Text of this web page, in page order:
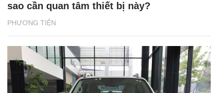
PHƯƠNG TIỆN
sao cần quan tâm thiết bị này?